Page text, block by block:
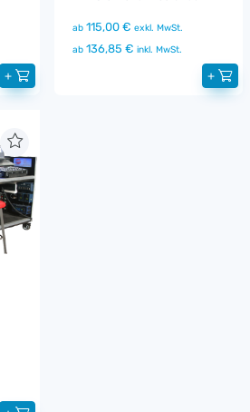
+
ab 115,00 € exkl. MwSt.
ab 136,85 € inkl. MwSt.
+